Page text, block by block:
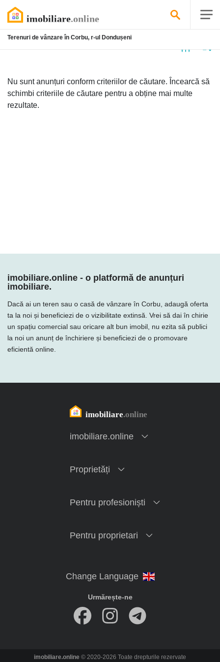
Terenuri de vânzare în Corbu, r-ul Dondușeni
Nu sunt anunțuri conform criteriilor de căutare. Încearcă să
schimbi criteriile de căutare pentru a obține mai multe
rezultate.
imobiliare.online - o platformă de anunțuri
imobiliare.
Dacă ai un teren sau o casă de vânzare în Corbu, adaugă oferta
ta la noi și beneficiezi de o vizibilitate extinsă. Vrei să dai în chirie
un spațiu comercial sau oricare alt bun imobil, nu ezita să publici
la noi un anunț de închiriere și beneficiezi de o promovare
eficientă online.
imobiliare.online
Proprietăți
Pentru profesioniști
Pentru proprietari
Urmărește-ne
imobiliare.online © 2020-2026 Toate drepturile rezervate